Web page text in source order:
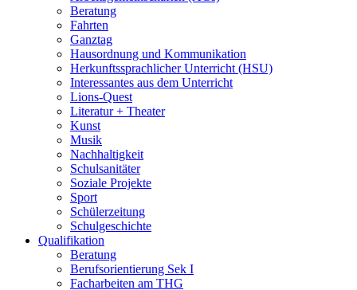
Beratung
Fahrten
Ganztag
Hausordnung und Kommunikation
Herkunftssprachlicher Unterricht (HSU)
Interessantes aus dem Unterricht
Lions-Quest
Literatur + Theater
Kunst
Musik
Nachhaltigkeit
Schulsanitäter
Soziale Projekte
Sport
Schülerzeitung
Schulgeschichte
Qualifikation
Beratung
Berufsorientierung Sek I
Facharbeiten am THG